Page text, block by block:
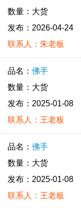
数量：大货
发布：2026-04-24
联系人：朱老板
品名： 佛手
数量：大货
发布：2025-01-08
联系人：王老板
品名： 佛手
数量：大货
发布：2025-01-08
联系人：王老板